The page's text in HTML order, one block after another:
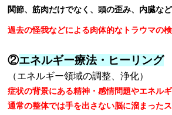
関節、筋肉だけでなく、頭の歪み、内臓な
過去の怪我などによる肉体的なトラウマの検
②エネルギー療法・ヒーリング
（エネルギー領域の調整、浄化）
症状の背景にある精神・感情問題やエネル
通常の整体では手を出さない脳に溜まった